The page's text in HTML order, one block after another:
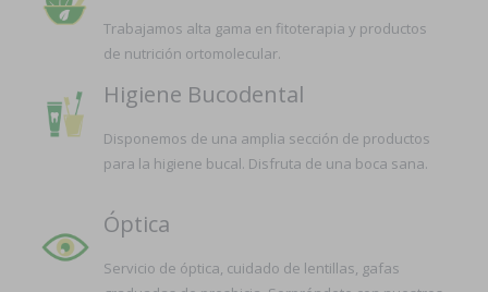
Trabajamos alta gama en fitoterapia y productos
de nutrición ortomolecular.
Higiene Bucodental
Disponemos de una amplia sección de productos
para la higiene bucal. Disfruta de una boca sana.
Óptica
Servicio de óptica, cuidado de lentillas, gafas